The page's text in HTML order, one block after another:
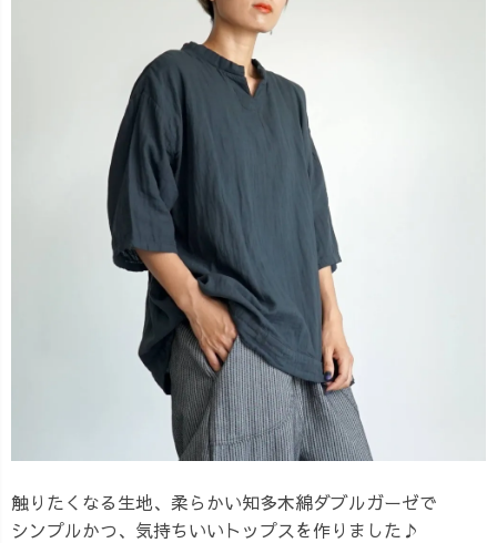
触りたくなる生地、柔らかい知多木綿ダブルガーゼで
シンプルかつ、気持ちいいトップスを作りました♪